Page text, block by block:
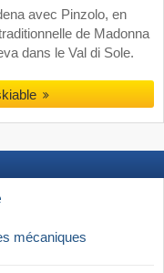
avec Pinzolo, en
de Madonna
dans le Val di Sole.
mécaniques